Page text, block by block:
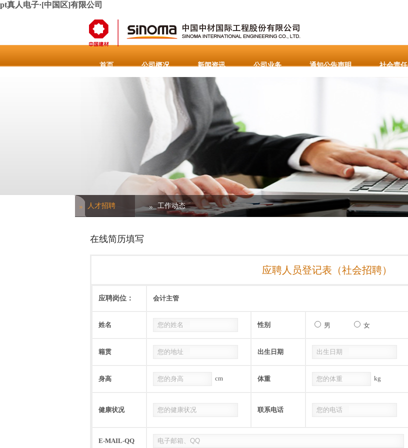
pt真人电子·[中国区]有限公司
首页 公司概况 新闻资讯 公司业务 通知公告声明 社会责任
联系pt真人电子·[中国区]有限公司
人才招聘 工作动态
在线简历填写
应聘人员登记表（社会招聘）
应聘岗位： 会计主管
姓名 性别 男 女
籍贯 出生日期
身高 cm 体重 kg
健康状况 联系电话
E-MAIL-QQ